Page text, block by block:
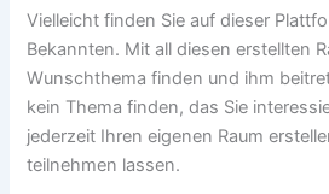
Vielleicht finden Sie auf dieser
Bekannten. Mit all diesen erstellten
Wunschthema finden und ihm
kein Thema finden, das Sie
jederzeit Ihren eigenen Raum
teilnehmen lassen.